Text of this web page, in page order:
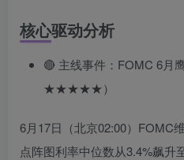
核心驱动分析
🔴 主线事件：FOMC 6月
★★★★★）
6月17日（北京02:00）FOMC
点阵图利率中位数从3.4%飙升